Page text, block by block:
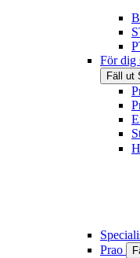
För dig
Fäll ut
Prao